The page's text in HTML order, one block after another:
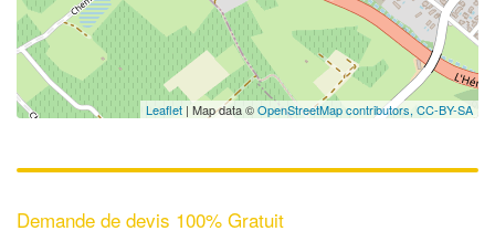
Leaflet | Map data ©OpenStreetMap contributors, CC-BY-SA
Demande de devis 100% Gratuit